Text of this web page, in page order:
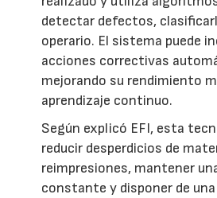
detectar defectos,
operario. El sistema puede
acciones correctivas
mejorando su rendimiento
aprendizaje continuo.
Según explicó EFI, esta
reducir desperdicios de
reimpresiones, mantener
constante y disponer de